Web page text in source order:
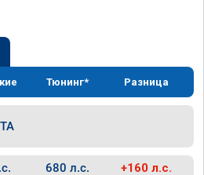
Тюнинг* Разница
680 л.с. +160 л.с.